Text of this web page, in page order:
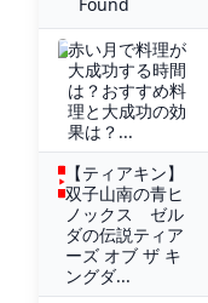
赤い月で料理が
大成功する時間
は？おすすめ料
理と大成功の効
果は？...
【ティアキン】
双子山南の青ヒ
ノックス ゼル
ダの伝説ティア
ーズ オブ ザ キ
ングダ...